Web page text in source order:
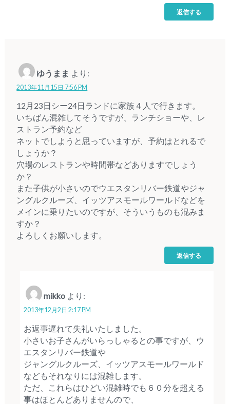
返信する
ゆうまま より:
2013年11月15日 7:56 PM
12月23日シー24日ランドに家族４人で行きます。
いちばん混雑してそうですが、ランチショーや、レ
ストラン予約など
ネットでしようと思っていますが、予約はとれるで
しょうか？
穴場のレストランや時間帯などありますでしょう
か？
また子供が小さいのでウエスタンリバー鉄道やジャ
ングルクルーズ、イッツアスモールワールドなどを
メインに乗りたいのですが、そういうものも混みま
すか？
よろしくお願いします。
返信する
mikko より:
2013年12月2日 2:17 PM
お返事遅れて失礼いたしました。
小さいお子さんがいらっしゃるとの事ですが、ウ
エスタンリバー鉄道や
ジャングルクルーズ、イッツアスモールワールド
などもそれなりには混雑します。
ただ、これらはひどい混雑時でも６０分を超える
事はほとんどありませんので、